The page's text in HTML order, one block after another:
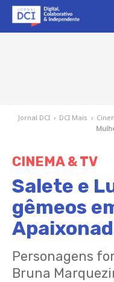
Jornal DCI › DCI Mais ›
CINEMA & TV
Salete e
gêmeos
Personagens
Bruna